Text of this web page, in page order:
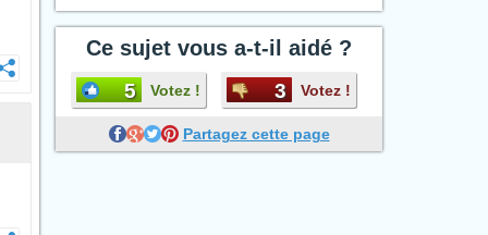
Ce sujet vous a-t-il aidé ?
5 Votez ! 3 Votez !
Partagez cette page